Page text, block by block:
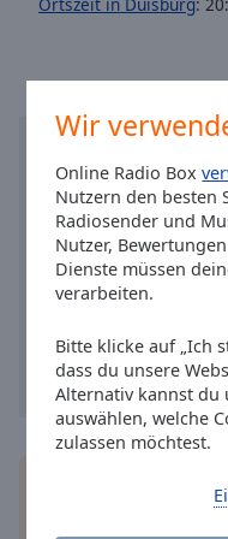
Wir
Online Radio Box
Nutzern den besten
Radiosender und
Nutzer,
Dienste müssen
verarbeiten.
Bitte klicke auf „Ich
dass du unsere
Alternativ kannst du
auswählen, welche
zulassen möchtest.
Color
Installieren Sie
Smartphone die